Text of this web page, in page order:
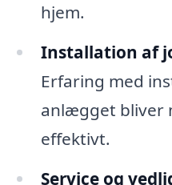
hjem.
Installation af
Erfaring med
anlægget bliver
effektivt.
Service og